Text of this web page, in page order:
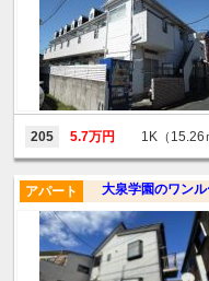
205 5.7万円 1K（15.26
大泉学園のワン
アパート